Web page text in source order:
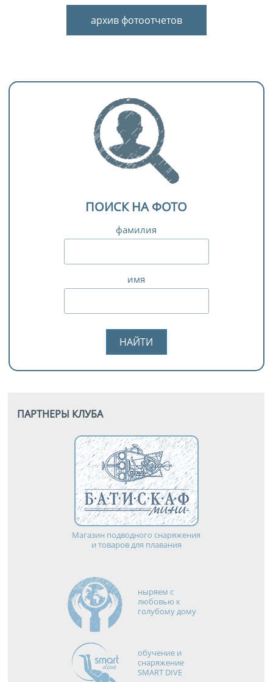
архив фотоотчетов
ПОИСК НА ФОТО
фамилия
имя
ПАРТНЕРЫ КЛУБА
Магазин подводного снаряжения
и товаров для плавания
ныряем с
любовью к
голубому дому
обучение и
снаряжение
SMART DIVE